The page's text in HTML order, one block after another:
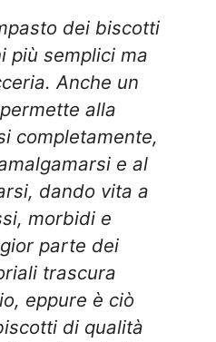
dei biscotti
più semplici ma
Anche un
alla
completamente,
e al
dando vita a
morbidi e
parte dei
trascura
eppure è ciò
di qualità